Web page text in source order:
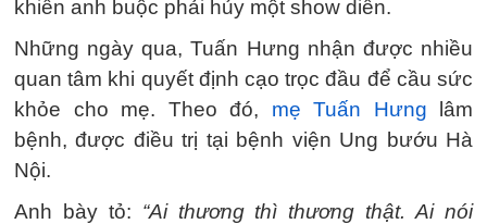
khiến anh buộc phải hủy một show diễn.
Những ngày qua, Tuấn Hưng nhận được nhiều
quan tâm khi quyết định cạo trọc đầu để cầu sức
khỏe cho mẹ. Theo đó, mẹ Tuấn Hưng lâm
bệnh, được điều trị tại bệnh viện Ung bướu Hà
Nội.
Anh bày tỏ: “Ai thương thì thương thật. Ai nói